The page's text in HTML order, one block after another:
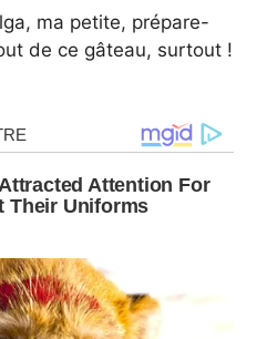
ma petite, prépare-
de ce gâteau, surtout !